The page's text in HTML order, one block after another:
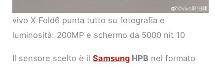
vivo X Fold6 punta tutto su fotografia e
luminosità: 200MP e schermo da 5000 nit 10
Il sensore scelto è ilSamsung HPB nel formato